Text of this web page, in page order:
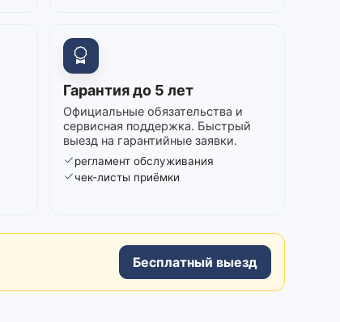
Гарантия до 5 лет
Официальные обязательства и
сервисная поддержка. Быстрый
выезд на гарантийные заявки.
регламент обслуживания
чек-листы приёмки
Бесплатный выезд